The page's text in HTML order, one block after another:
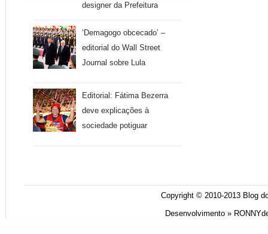
designer da Prefeitura
‘Demagogo obcecado’ –
editorial do Wall Street
Journal sobre Lula
Editorial: Fátima Bezerra
deve explicações à
sociedade potiguar
Copyright © 2010-2013 Blog
Desenvolvimento »